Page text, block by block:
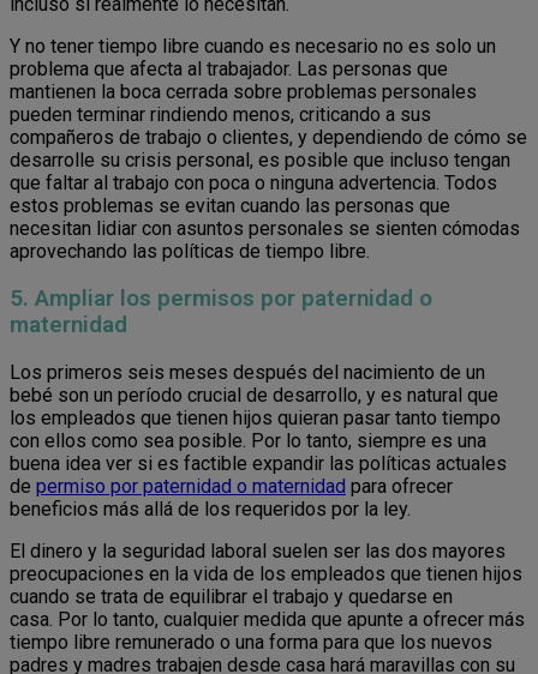
Y no tener tiempo libre cuando es necesario no es solo un
problema que afecta al trabajador. Las personas que
mantienen la boca cerrada sobre problemas personales
pueden terminar rindiendo menos, criticando a sus
compañeros de trabajo o clientes, y dependiendo de cómo se
desarrolle su crisis personal, es posible que incluso tengan
que faltar al trabajo con poca o ninguna advertencia. Todos
estos problemas se evitan cuando las personas que
necesitan lidiar con asuntos personales se sienten cómodas
aprovechando las políticas de tiempo libre.
5. Ampliar los permisos por paternidad o
maternidad
Los primeros seis meses después del nacimiento de un
bebé son un período crucial de desarrollo, y es natural que
los empleados que tienen hijos quieran pasar tanto tiempo
con ellos como sea posible. Por lo tanto, siempre es una
buena idea ver si es factible expandir las políticas actuales
de permiso por paternidad o maternidad para ofrecer
beneficios más allá de los requeridos por la ley.
El dinero y la seguridad laboral suelen ser las dos mayores
preocupaciones en la vida de los empleados que tienen hijos
cuando se trata de equilibrar el trabajo y quedarse en
casa. Por lo tanto, cualquier medida que apunte a ofrecer más
tiempo libre remunerado o una forma para que los nuevos
padres y madres trabajen desde casa hará maravillas con su